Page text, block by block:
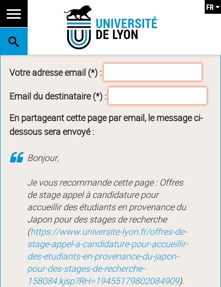
RECHERCHE
FR
Votre adresse email (*) :
Email du destinataire (*) :
En partageant cette page par email, le message ci-
dessous sera envoyé :
Bonjour,
Je vous recommande cette page : Offres
de stage appel à candidature pour
accueillir des étudiants en provenance du
Japon pour des stages de recherche
(https://www.universite-lyon.fr/offres-de-
stage-appel-a-candidature-pour-accueillir-
des-etudiants-en-provenance-du-japon-
pour-des-stages-de-recherche-
158084.kjsp?RH=19455179802084909).